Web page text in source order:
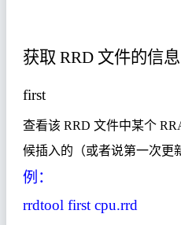
获取 RRD 文件的信息
first
查看该 RRD 文件中某个
候插入的（或者说第一次更
例：
rrdtool first cpu.rrd